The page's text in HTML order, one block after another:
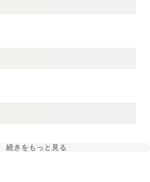
続きをもっと見る